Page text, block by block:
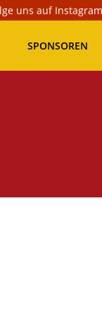
uns auf Instagram
SPONSOREN